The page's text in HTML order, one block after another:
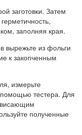
заготовки. Затем
заполняя края.
вырежьте из фольги
к закопченным
измерьте
помощью тестера. Для
полученные